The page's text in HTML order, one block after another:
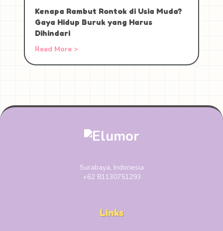
Kenapa Rambut Rontok di Usia Muda?
Gaya Hidup Buruk yang Harus
Dihindari
Read More >
Surabaya, Indonesia
+62 81130751293
Links